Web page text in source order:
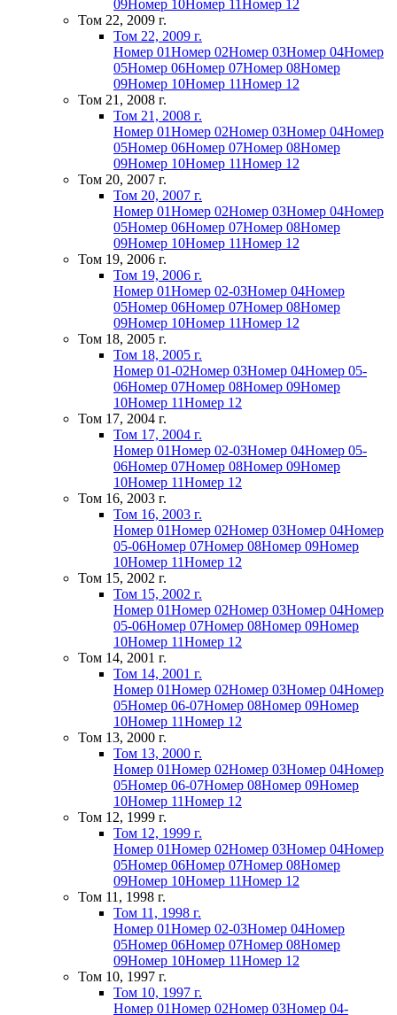
09Номер 10Номер 11Номер 12
Том 22, 2009 г.
Том 22, 2009 г.
Номер 01Номер 02Номер 03Номер 04Номер
05Номер 06Номер 07Номер 08Номер
09Номер 10Номер 11Номер 12
Том 21, 2008 г.
Том 21, 2008 г.
Номер 01Номер 02Номер 03Номер 04Номер
05Номер 06Номер 07Номер 08Номер
09Номер 10Номер 11Номер 12
Том 20, 2007 г.
Том 20, 2007 г.
Номер 01Номер 02Номер 03Номер 04Номер
05Номер 06Номер 07Номер 08Номер
09Номер 10Номер 11Номер 12
Том 19, 2006 г.
Том 19, 2006 г.
Номер 01Номер 02-03Номер 04Номер
05Номер 06Номер 07Номер 08Номер
09Номер 10Номер 11Номер 12
Том 18, 2005 г.
Том 18, 2005 г.
Номер 01-02Номер 03Номер 04Номер 05-
06Номер 07Номер 08Номер 09Номер
10Номер 11Номер 12
Том 17, 2004 г.
Том 17, 2004 г.
Номер 01Номер 02-03Номер 04Номер 05-
06Номер 07Номер 08Номер 09Номер
10Номер 11Номер 12
Том 16, 2003 г.
Том 16, 2003 г.
Номер 01Номер 02Номер 03Номер 04Номер
05-06Номер 07Номер 08Номер 09Номер
10Номер 11Номер 12
Том 15, 2002 г.
Том 15, 2002 г.
Номер 01Номер 02Номер 03Номер 04Номер
05-06Номер 07Номер 08Номер 09Номер
10Номер 11Номер 12
Том 14, 2001 г.
Том 14, 2001 г.
Номер 01Номер 02Номер 03Номер 04Номер
05Номер 06-07Номер 08Номер 09Номер
10Номер 11Номер 12
Том 13, 2000 г.
Том 13, 2000 г.
Номер 01Номер 02Номер 03Номер 04Номер
05Номер 06-07Номер 08Номер 09Номер
10Номер 11Номер 12
Том 12, 1999 г.
Том 12, 1999 г.
Номер 01Номер 02Номер 03Номер 04Номер
05Номер 06Номер 07Номер 08Номер
09Номер 10Номер 11Номер 12
Том 11, 1998 г.
Том 11, 1998 г.
Номер 01Номер 02-03Номер 04Номер
05Номер 06Номер 07Номер 08Номер
09Номер 10Номер 11Номер 12
Том 10, 1997 г.
Том 10, 1997 г.
Номер 01Номер 02Номер 03Номер 04-